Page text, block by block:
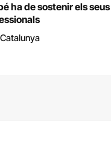
ha de sostenir els seus